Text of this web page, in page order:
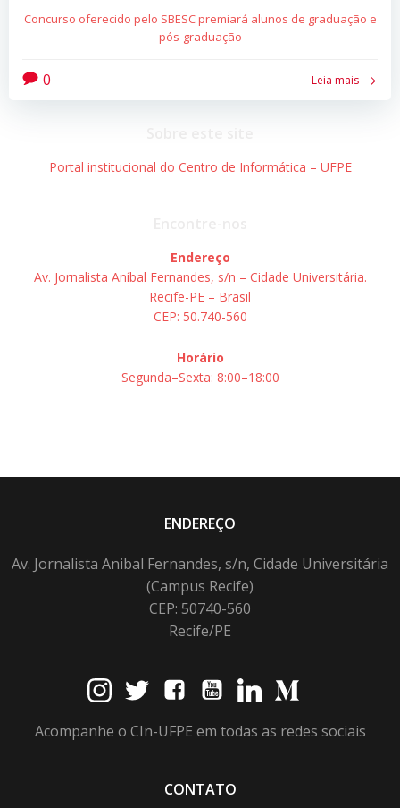
Concurso oferecido pelo SBESC premiará alunos de graduação e
pós-graduação
0 Leia mais
Portal institucional do Centro de Informática – UFPE
Endereço
Av. Jornalista Aníbal Fernandes, s/n – Cidade Universitária.
Recife-PE – Brasil
CEP: 50.740-560
Horário
Segunda–Sexta: 8:00–18:00
ENDEREÇO
Av. Jornalista Anibal Fernandes, s/n, Cidade Universitária
(Campus Recife)
CEP: 50740-560
Recife/PE
Acompanhe o CIn-UFPE em todas as redes sociais
CONTATO